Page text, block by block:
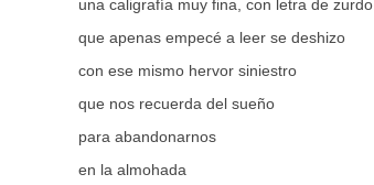
una caligrafía muy fina, con letra de zurdo
que apenas empecé a leer se deshizo
con ese mismo hervor siniestro
que nos recuerda del sueño
para abandonarnos
en la almohada